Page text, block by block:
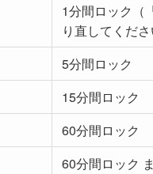
1分間ロック（
り直してくださ
5分間ロック
15分間ロック
60分間ロック
60分間ロック